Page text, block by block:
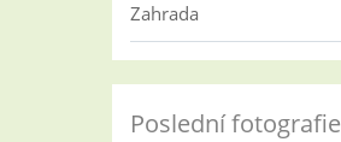
Zahrada
Poslední fotografie